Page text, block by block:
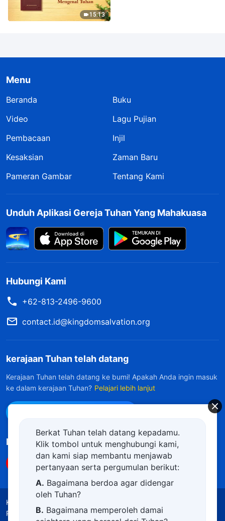
15:13
Menu
Beranda
Buku
Video
Lagu Pujian
Pembacaan
Injil
Kesaksian
Zaman Baru
Pameran Gambar
Tentang Kami
Unduh Aplikasi Gereja Tuhan Yang Mahakuasa
Hubungi Kami
+62-813-2496-9600
contact.id@kingdomsalvation.org
kerajaan Tuhan telah datang
Kerajaan Tuhan telah datang ke bumi! Apakah Anda ingin masuk
ke dalam kerajaan Tuhan? Pelajari lebih lanjut
Ikuti Kami
Ketentuan Penggunaan
Penghargaan
Kebijakan Cookie
Berkat Tuhan telah datang kepadamu.
Klik tombol untuk menghubungi kami,
dan kami siap membantu menjawab
pertanyaan serta pergumulan berikut:
A. Bagaimana berdoa agar didengar
oleh Tuhan?
B. Bagaimana memperoleh damai